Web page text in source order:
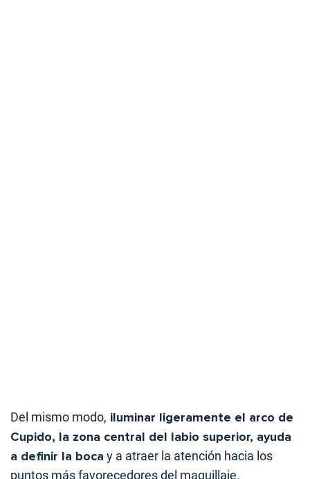
Del mismo modo, iluminar ligeramente el arco de
Cupido, la zona central del labio superior, ayuda
a definir la boca y a atraer la atención hacia los
puntos más favorecedores del maquillaje.